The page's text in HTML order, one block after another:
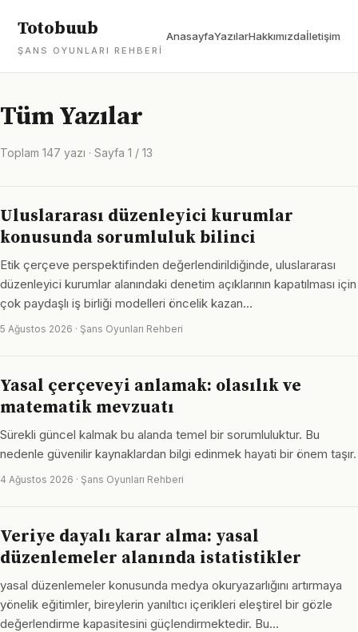
Totobuub
ŞANS OYUNLARI REHBERI
AnasayfaYazılarHakkımızdaİletişim
Tüm Yazılar
Toplam 147 yazı · Sayfa 1 / 13
Uluslararası düzenleyici kurumlar
konusunda sorumluluk bilinci
Etik çerçeve perspektifinden değerlendirildiğinde, uluslararası
düzenleyici kurumlar alanındaki denetim açıklarının kapatılması için
çok paydaşlı iş birliği modelleri öncelik kazan…
5 Ağustos 2026 · Şans Oyunları Rehberi
Yasal çerçeveyi anlamak: olasılık ve
matematik mevzuatı
Sürekli güncel kalmak bu alanda temel bir sorumluluktur. Bu
nedenle güvenilir kaynaklardan bilgi edinmek hayati bir önem taşır.
4 Ağustos 2026 · Şans Oyunları Rehberi
Veriye dayalı karar alma: yasal
düzenlemeler alanında istatistikler
yasal düzenlemeler konusunda medya okuryazarlığını artırmaya
yönelik eğitimler, bireylerin yanıltıcı içerikleri eleştirel bir gözle
değerlendirme kapasitesini güçlendirmektedir. Bu…